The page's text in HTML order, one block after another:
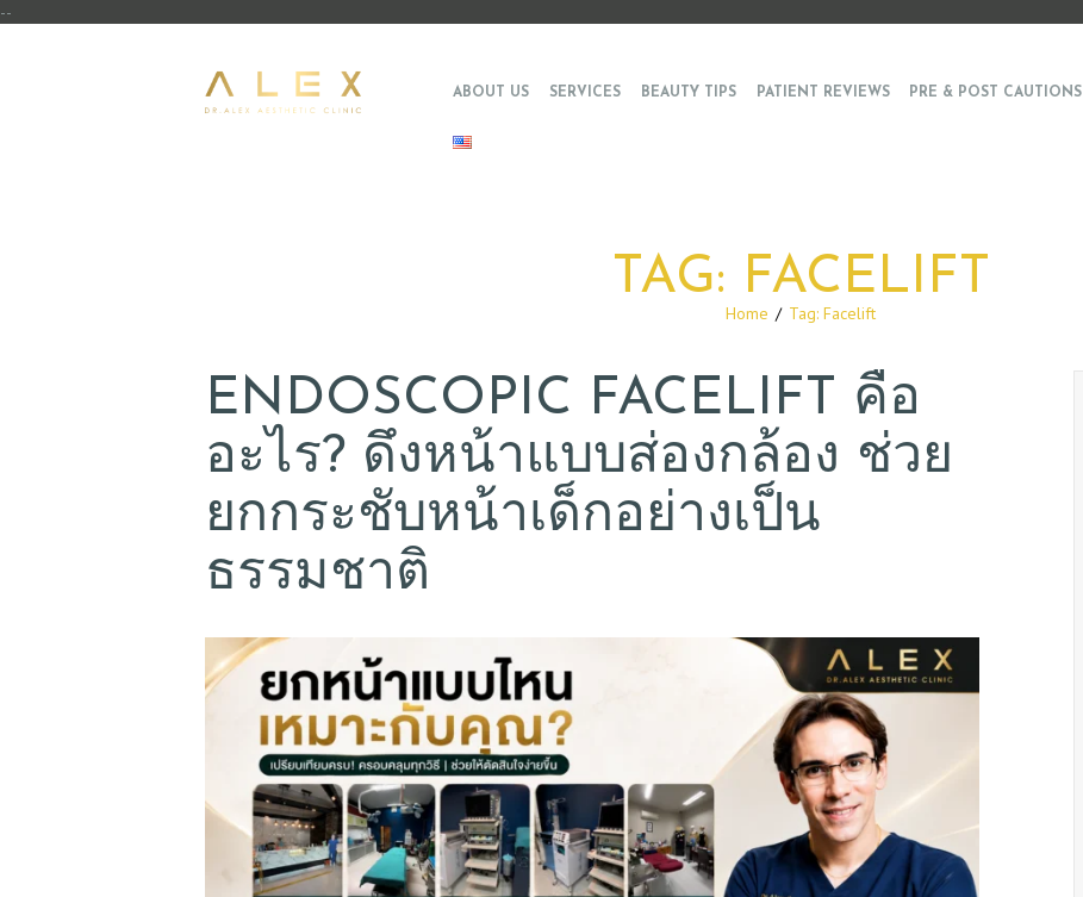
--
ABOUT US SERVICES BEAUTY TIPS PATIENT REVIEWS PRE & POST CAUTIONS
TAG: FACELIFT
Home Tag: Facelift
ENDOSCOPIC FACELIFT คือ
อะไร? ดึงหน้าแบบส่องกล้อง ช่วย
ยกกระชับหน้าเด็กอย่างเป็น
ธรรมชาติ